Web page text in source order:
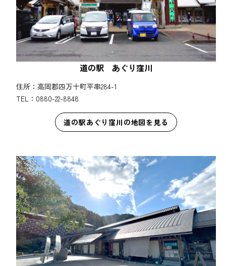
道の駅 あぐり窪川
住所：高岡郡四万十町平串284-1
TEL：0880-22-8848
道の駅あぐり窪川の地図を見る